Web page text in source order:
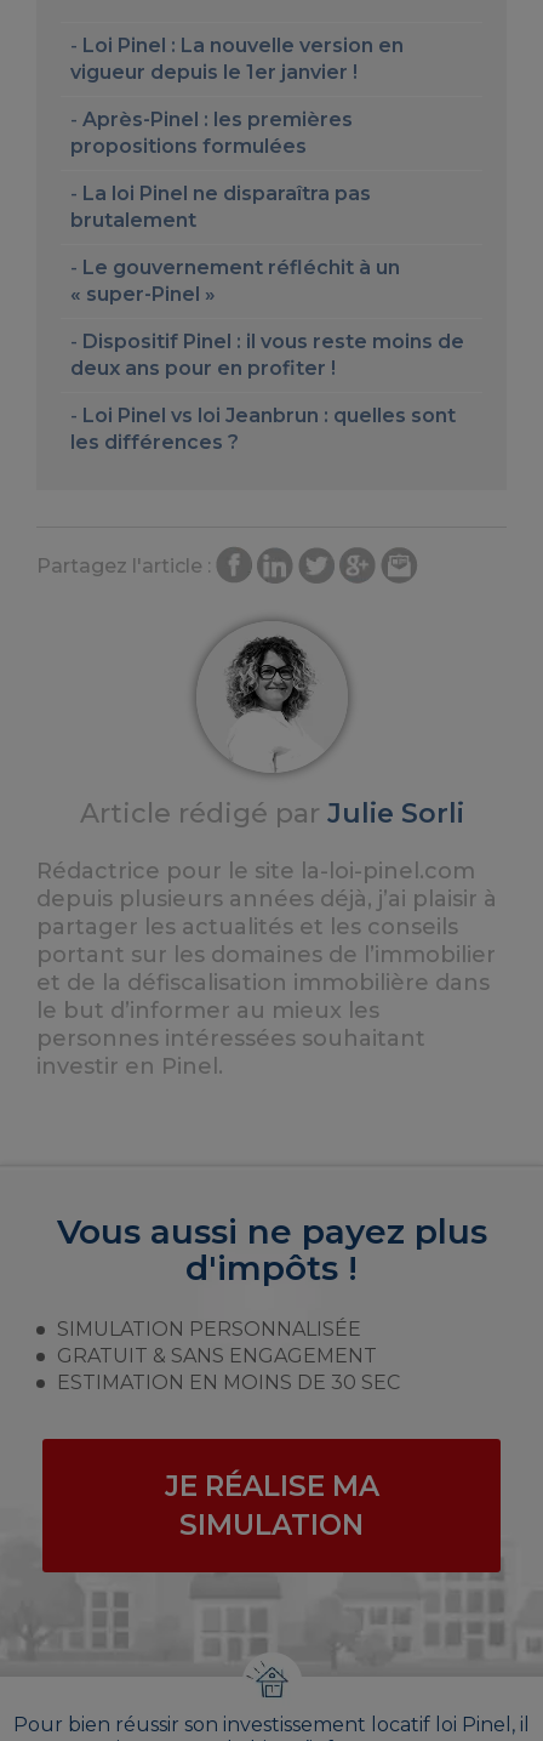
Loi Pinel : La nouvelle version en
vigueur depuis le 1er janvier !
Après-Pinel : les premières
propositions formulées
La loi Pinel ne disparaîtra pas
brutalement
Le gouvernement réfléchit à un
« super-Pinel »
Dispositif Pinel : il vous reste moins de
deux ans pour en profiter !
Loi Pinel vs loi Jeanbrun : quelles sont
les différences ?
Partagez l'article :
Article rédigé par Julie Sorli
Rédactrice pour le site la-loi-pinel.com
depuis plusieurs années déjà, j’ai plaisir à
partager les actualités et les conseils
portant sur les domaines de l’immobilier
et de la défiscalisation immobilière dans
le but d’informer au mieux les
personnes intéressées souhaitant
investir en Pinel.
Vous aussi ne payez plus
d'impôts !
SIMULATION PERSONNALISÉE
GRATUIT & SANS ENGAGEMENT
ESTIMATION EN MOINS DE 30 SEC
JE RÉALISE MA
SIMULATION
Pour bien réussir son investissement locatif loi Pinel, il